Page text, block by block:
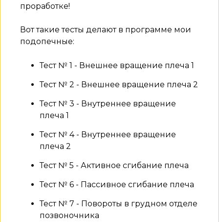
проработке!
Вот такие тесты делают в программе мои
подопечные:
Тест № 1 - Внешнее вращение плеча 1
Тест № 2 - Внешнее вращение плеча 2
Тест № 3 - Внутреннее вращение
плеча 1
Тест № 4 - Внутреннее вращение
плеча 2
Тест № 5 - Активное сгибание плеча
Тест № 6 - Пассивное сгибание плеча
Тест № 7 - Повороты в грудном отделе
позвоночника